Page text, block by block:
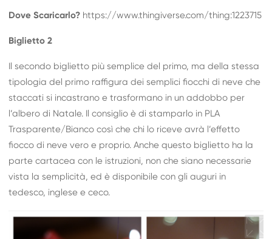
Dove Scaricarlo? https://www.thingiverse.com/thing:1223715
Biglietto 2
Il secondo biglietto più semplice del primo, ma della stessa
tipologia del primo raffigura dei semplici fiocchi di neve che
staccati si incastrano e trasformano in un addobbo per
l’albero di Natale. Il consiglio è di stamparlo in PLA
Trasparente/Bianco così che chi lo riceve avrà l’effetto
fiocco di neve vero e proprio. Anche questo biglietto ha la
parte cartacea con le istruzioni, non che siano necessarie
vista la semplicità, ed è disponibile con gli auguri in
tedesco, inglese e ceco.